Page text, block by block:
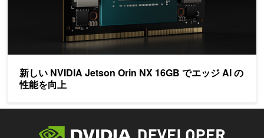
新しい NVIDIA Jetson Orin NX 16GB でエッジ AI の
性能を向上